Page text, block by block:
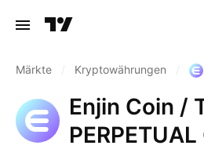
Märkte Kryptowährungen
Enjin Coin /